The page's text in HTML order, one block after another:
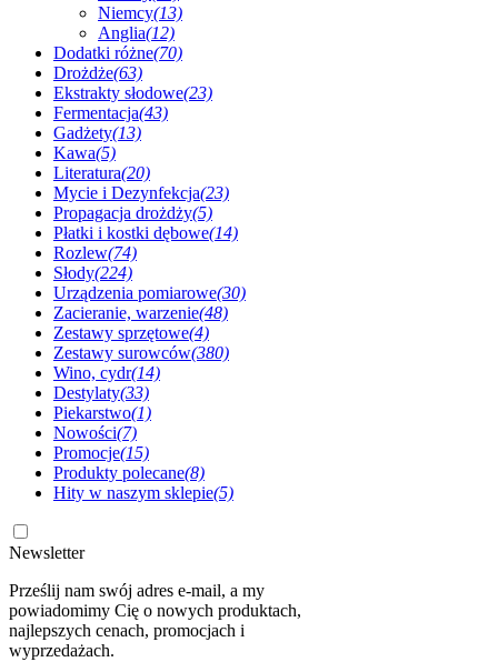
Niemcy(13)
Anglia(12)
Dodatki różne(70)
Drożdże(63)
Ekstrakty słodowe(23)
Fermentacja(43)
Gadżety(13)
Kawa(5)
Literatura(20)
Mycie i Dezynfekcja(23)
Propagacja drożdży(5)
Płatki i kostki dębowe(14)
Rozlew(74)
Słody(224)
Urządzenia pomiarowe(30)
Zacieranie, warzenie(48)
Zestawy sprzętowe(4)
Zestawy surowców(380)
Wino, cydr(14)
Destylaty(33)
Piekarstwo(1)
Nowości(7)
Promocje(15)
Produkty polecane(8)
Hity w naszym sklepie(5)
Newsletter
Prześlij nam swój adres e-mail, a my
powiadomimy Cię o nowych produktach,
najlepszych cenach, promocjach i
wyprzedażach.